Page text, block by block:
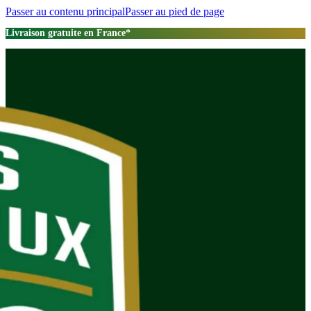
Passer au contenu principalPasser au pied de page
Livraison gratuite en France*